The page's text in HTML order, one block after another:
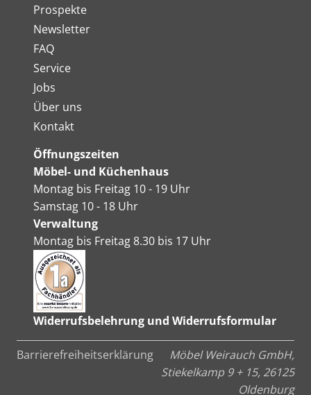
Prospekte
Newsletter
FAQ
Service
Jobs
Über uns
Kontakt
Öffnungszeiten
Möbel- und Küchenhaus
Montag bis Freitag 10 - 19 Uhr
Samstag 10 - 18 Uhr
Verwaltung
Montag bis Freitag 8.30 bis 17 Uhr
Widerrufsbelehrung und Widerrufsformular
Barrierefreiheitserklärung
Möbel Weirauch GmbH,
Stiekelkamp 9 + 15, 26125
Oldenburg